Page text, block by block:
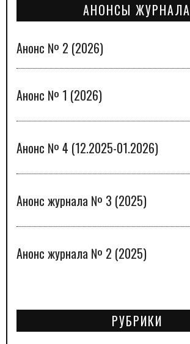
АНОНСЫ ЖУРНАЛА
Анонс № 2 (2026)
Анонс № 1 (2026)
Анонс № 4 (12.2025-01.2026)
Анонс журнала № 3 (2025)
Анонс журнала № 2 (2025)
РУБРИКИ